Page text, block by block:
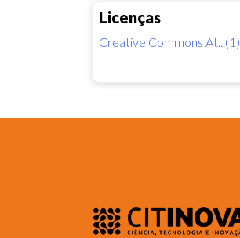
Licenças
Creative Commons At...(1)